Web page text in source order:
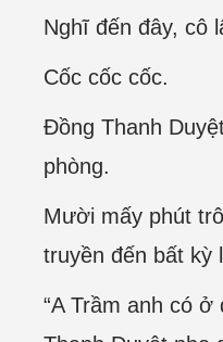
Nghĩ đến đây, cô
Cốc cốc cốc.
Đồng Thanh
phòng.
Mười mấy phút
truyền đến bất kỳ
“A Trầm anh có ở